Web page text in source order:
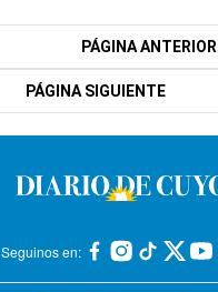
PÁGINA ANTERIOR
PÁGINA SIGUIENTE
Seguinos en: